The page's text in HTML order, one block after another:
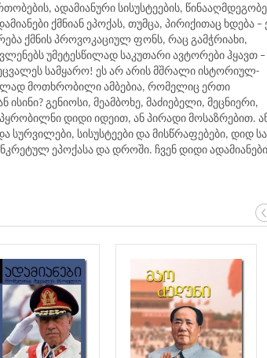
ადამიანური სისუსტეების,
ქმნიან ეპოქას, თუმცა, პირიქითაც ხდება –
ქმნის პროვოკაციულ ფონს, რაც გამჭრიახი,
უმეტესწილად საკუთარი ავტორები ჰყავთ –
სამყარო! ეს არ არის მშრალი ისტორიულ-
მოთხრობილი ამბებია, რომელიც ერთი
გენიოსი, მეამბოხე, მაძიებელი, მეცნიერი,
დიდი იდეით, ან პირადი მოსაზრებით.
სურვილები, სისუსტეები და მისწრაფებები, დიდ
ეპოქასა და დროში. ჩვენ დიდი